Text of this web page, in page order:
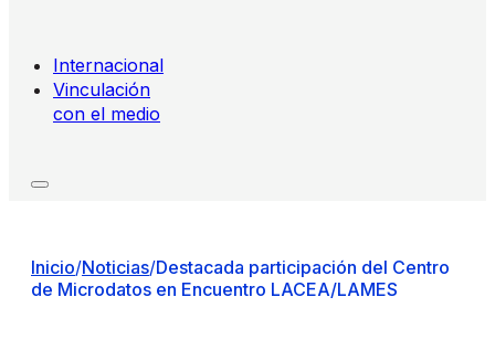
Internacional
Vinculación
con el medio
Inicio/Noticias/Destacada participación del Centro
de Microdatos en Encuentro LACEA/LAMES